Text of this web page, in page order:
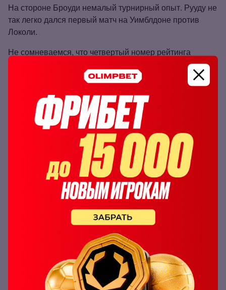
На стороне Броуди немалый турнирный опыт. Рууду не
так легко дался первый матч на Уимблдоне против
Локоли.
Не сомневаемся, что четвертый номер рейтинга
пройдет в 1/16 финала. Однако этот путь не будет
Ставим с коэффициентом 1.90 по линии БК
Олимпбетна то, что Броуди поборется и в
итоге не проиграет с разницей в семь геймов
Победа Броуди с форой +6.5 геймов
коэффициент: